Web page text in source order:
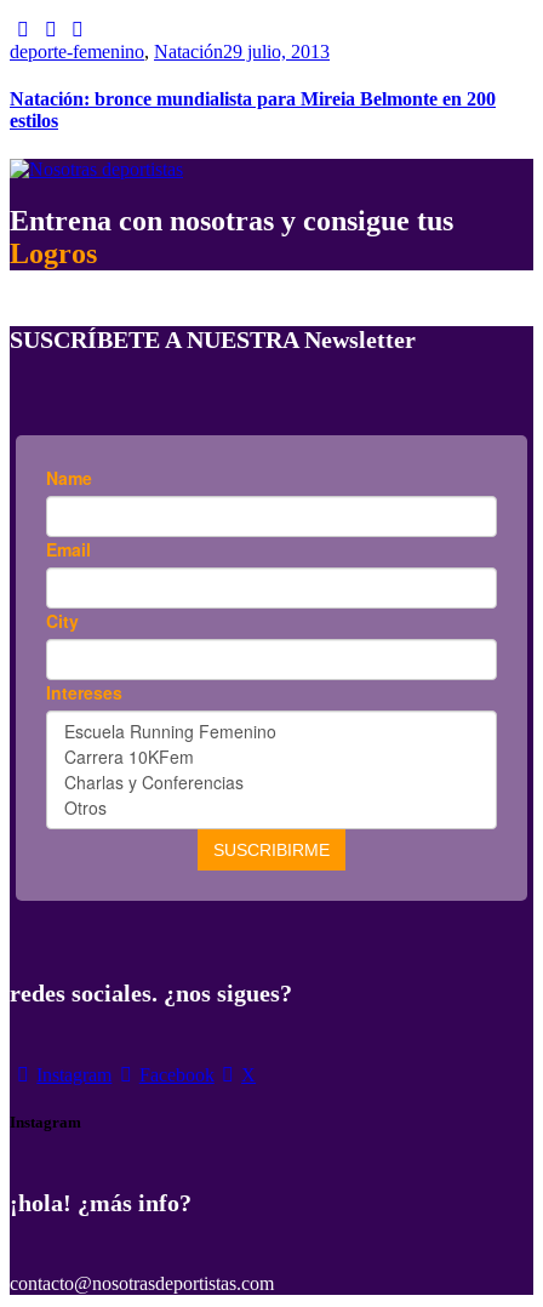
deporte-femenino, Natación29 julio, 2013
Natación: bronce mundialista para Mireia Belmonte en 200
estilos
Entrena con nosotras y consigue tus
Logros
SUSCRÍBETE A NUESTRA Newsletter
redes sociales. ¿nos sigues?
Instagram Facebook X
Instagram
¡hola! ¿más info?
contacto@nosotrasdeportistas.com